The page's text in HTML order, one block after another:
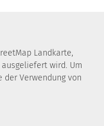
Landkarte,
wird. Um
der Verwendung von